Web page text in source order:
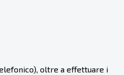
oltre a effettuare i